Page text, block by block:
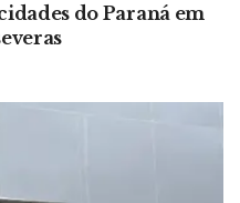
do Paraná em